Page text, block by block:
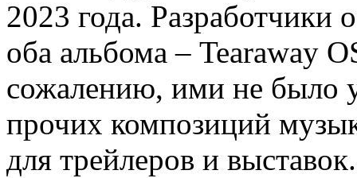
2023 года. Разработчики
оба альбома – Tearaway
сожалению, ими не было
прочих композиций
для трейлеров и выставок.